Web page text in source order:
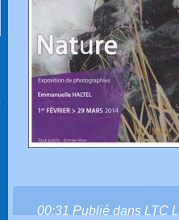
00:31 Publié dans LTC